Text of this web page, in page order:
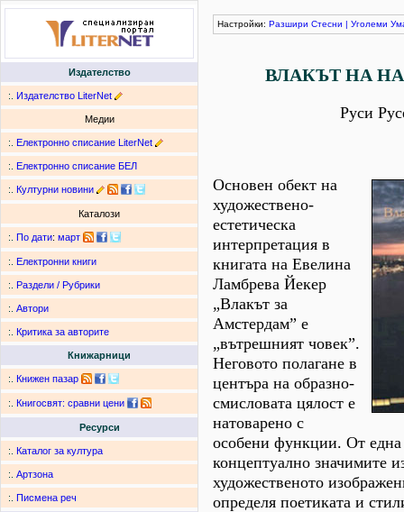
Издателство
:. Издателство LiterNet
Медии
:. Електронно списание LiterNet
:. Електронно списание БЕЛ
:. Културни новини
Каталози
:. По дати: март
:. Електронни книги
:. Раздели / Рубрики
:. Автори
:. Критика за авторите
Книжарници
:. Книжен пазар
:. Книгосвят: сравни цени
Ресурси
:. Каталог за култура
:. Артзона
:. Писмена реч
Настройки: Разшири Стесни | Уголеми
ВЛАКЪТ НА
Руси
Основен обект на
художествено-
естетическа
интерпретация в
книгата на Евелина
Ламбрева Йекер
„Влакът за
Амстердам” е
„вътрешният човек”.
Неговото полагане в
центъра на образно-
смисловата цялост е
натоварено с
особени функции. От една
концептуално значимите
художественото
определя поетиката и